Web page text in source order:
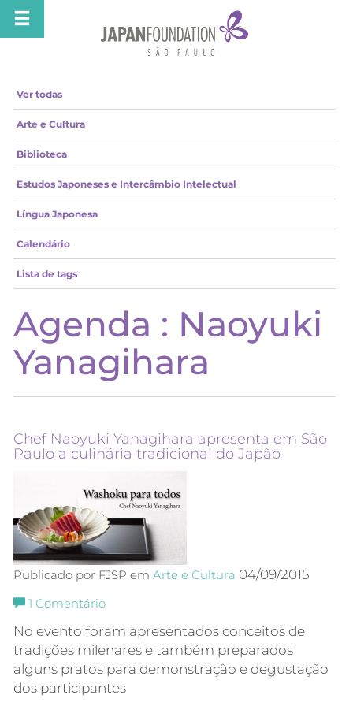
Ver todas
Arte e Cultura
Biblioteca
Estudos Japoneses e Intercâmbio Intelectual
Língua Japonesa
Calendário
Lista de tags
Agenda : Naoyuki
Yanagihara
Chef Naoyuki Yanagihara apresenta em São
Paulo a culinária tradicional do Japão
Publicado por FJSP em Arte e Cultura 04/09/2015
1 Comentário
No evento foram apresentados conceitos de
tradições milenares e também preparados
alguns pratos para demonstração e degustação
dos participantes